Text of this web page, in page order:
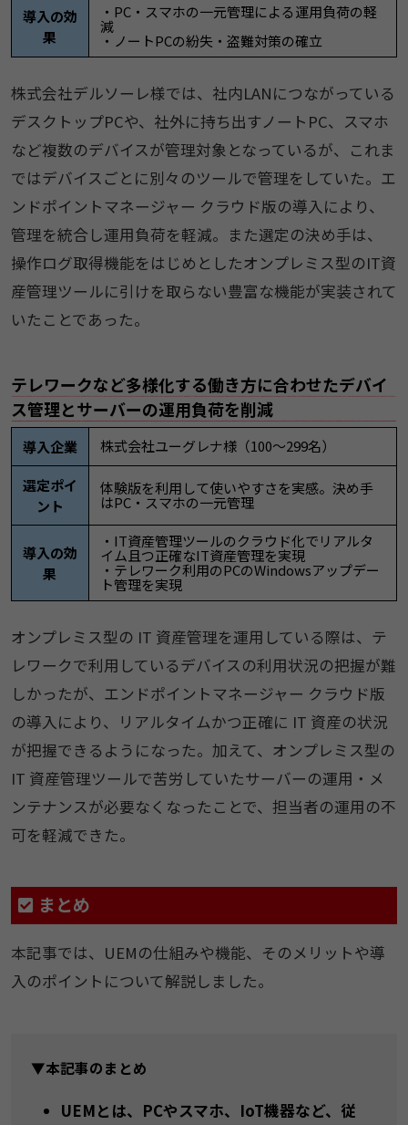
導入の効
果
・PC・スマホの一元管理による運用負荷の軽
減
・ノートPCの紛失・盗難対策の確立
株式会社デルソーレ様では、社内LANにつながっている
デスクトップPCや、社外に持ち出すノートPC、スマホ
など複数のデバイスが管理対象となっているが、これま
ではデバイスごとに別々のツールで管理をしていた。エ
ンドポイントマネージャー クラウド版の導入により、
管理を統合し運用負荷を軽減。また選定の決め手は、
操作ログ取得機能をはじめとしたオンプレミス型のIT資
産管理ツールに引けを取らない豊富な機能が実装されて
いたことであった。
テレワークなど多様化する働き方に合わせたデバイ
ス管理とサーバーの運用負荷を削減
導入企業 株式会社ユーグレナ様（100〜299名）
選定ポイ
ント
体験版を利用して使いやすさを実感。決め手
はPC・スマホの一元管理
導入の効
果
・IT資産管理ツールのクラウド化でリアルタ
イム且つ正確なIT資産管理を実現
・テレワーク利用のPCのWindowsアップデー
ト管理を実現
オンプレミス型の IT 資産管理を運用している際は、テ
レワークで利用しているデバイスの利用状況の把握が難
しかったが、エンドポイントマネージャー クラウド版
の導入により、リアルタイムかつ正確に IT 資産の状況
が把握できるようになった。加えて、オンプレミス型の
IT 資産管理ツールで苦労していたサーバーの運用・メ
ンテナンスが必要なくなったことで、担当者の運用の不
可を軽減できた。
まとめ
本記事では、UEMの仕組みや機能、そのメリットや導
入のポイントについて解説しました。
▼本記事のまとめ
UEMとは、PCやスマホ、IoT機器など、従